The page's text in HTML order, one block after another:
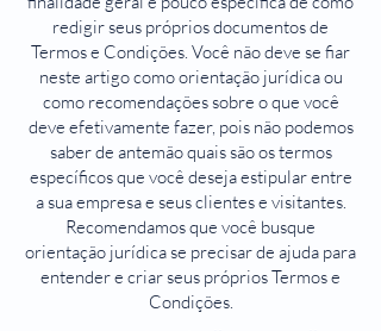
redigir seus próprios documentos de
Termos e Condições. Você não deve se fiar
neste artigo como orientação jurídica ou
como recomendações sobre o que você
deve efetivamente fazer, pois não podemos
saber de antemão quais são os termos
específicos que você deseja estipular entre
a sua empresa e seus clientes e visitantes.
Recomendamos que você busque
orientação jurídica se precisar de ajuda para
entender e criar seus próprios Termos e
Condições.